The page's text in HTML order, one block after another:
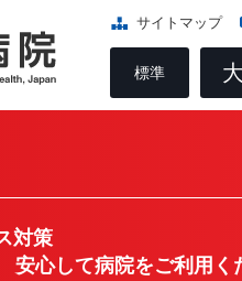
サイトマップ
標準
対策
心して病院をご利用く